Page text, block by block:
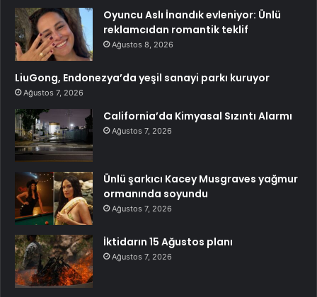
Oyuncu Aslı İnandık evleniyor: Ünlü
reklamcıdan romantik teklif
Ağustos 8, 2026
LiuGong, Endonezya’da yeşil sanayi parkı kuruyor
Ağustos 7, 2026
California’da Kimyasal Sızıntı Alarmı
Ağustos 7, 2026
Ünlü şarkıcı Kacey Musgraves yağmur
ormanında soyundu
Ağustos 7, 2026
İktidarın 15 Ağustos planı
Ağustos 7, 2026